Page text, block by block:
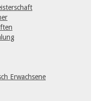
Erwachsene